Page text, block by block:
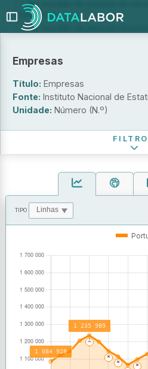
TIPO
Empresas
Título: Empresas
Fonte: Instituto Nacional de
Unidade: Número (N.º)
Por escalão de pessoal ao
(subclasse)
Por escalão de pessoal
Atividade económica (Classe